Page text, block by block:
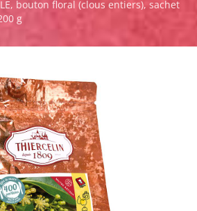
bouton floral (clous entiers), sachet
g